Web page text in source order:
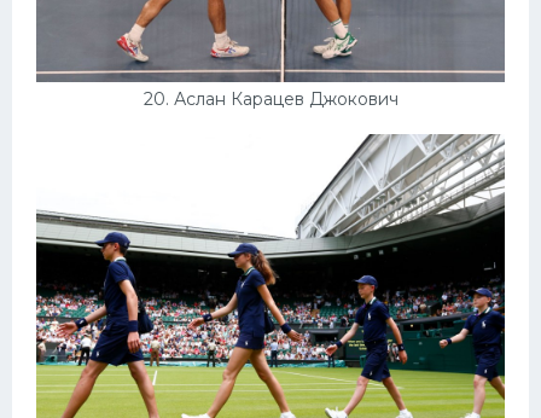
20. Аслан Карацев Джокович